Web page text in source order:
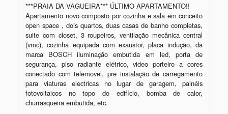
***PRAIA DA VAGUEIRA*** ÚLTIMO APARTAMENTO!!
Apartamento novo composto por cozinha e sala em conceito
open space , dois quartos, duas casas de banho completas,
suite com closet, 3 roupeiros, ventilação mecânica central
(vmc), cozinha equipada com exaustor, placa indução, da
marca BOSCH iluminação embutida em led, porta de
segurança, piso radiante elétrico, video porteiro a cores
conectado com telemovel, pre instalação de carregamento
para viaturas electricas no lugar de garagem, painéis
fotovoltaicos no topo do edifício, bomba de calor,
churrasqueira embutida, etc.